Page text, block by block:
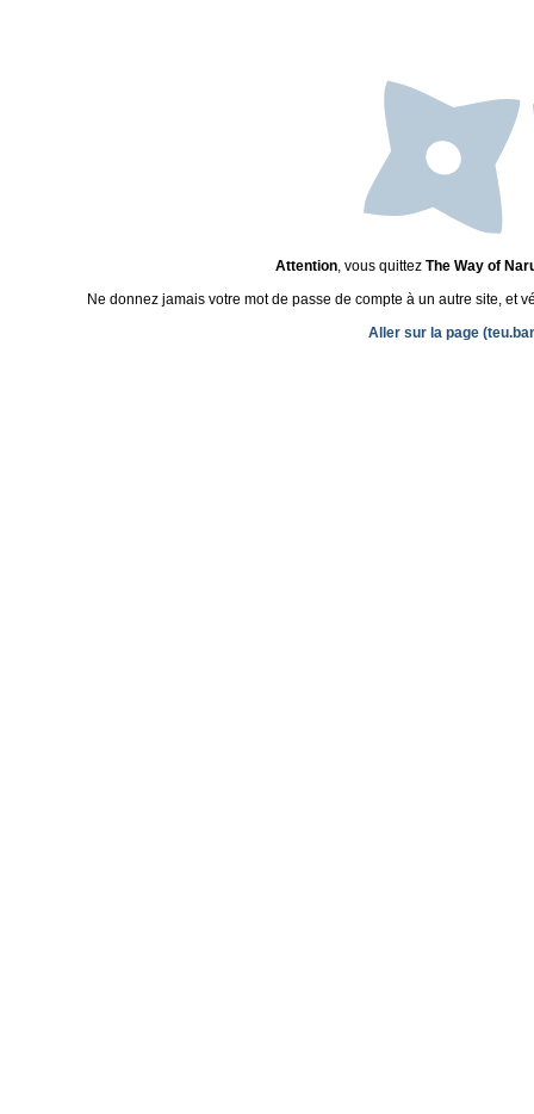
Attention, vous quittez The Way of
Ne donnez jamais votre mot de passe de compte à un autre site, et
Aller sur la page